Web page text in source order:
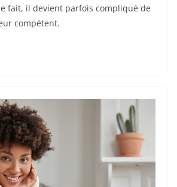
fait, il devient parfois compliqué de
compétent.